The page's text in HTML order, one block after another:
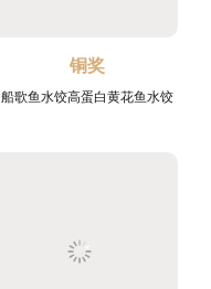
铜奖
船歌鱼水饺高蛋白黄花鱼水饺